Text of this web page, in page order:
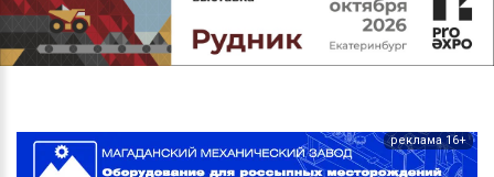
реклама 16+